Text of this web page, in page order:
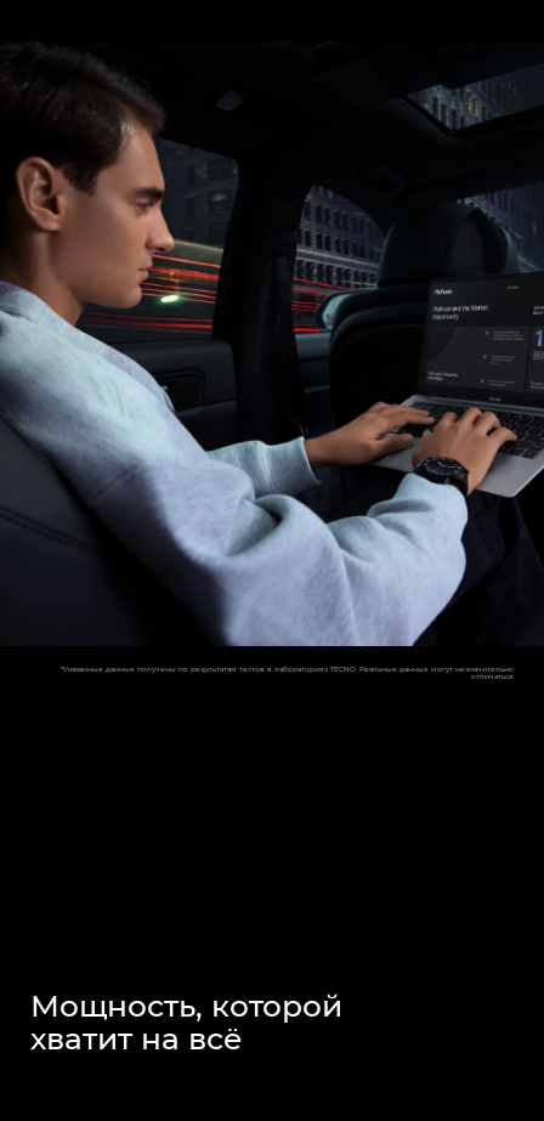
*Указанные данные получены по результатам тестов в лабораториях TECNO. Реальные данные могут незначительно
отличаться
Мощность, которой
хватит на всё